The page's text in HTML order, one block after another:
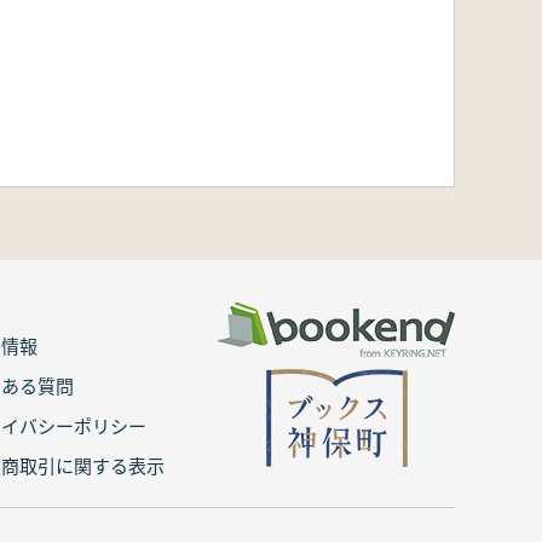
報
る質問
バシーポリシー
取引に関する表示